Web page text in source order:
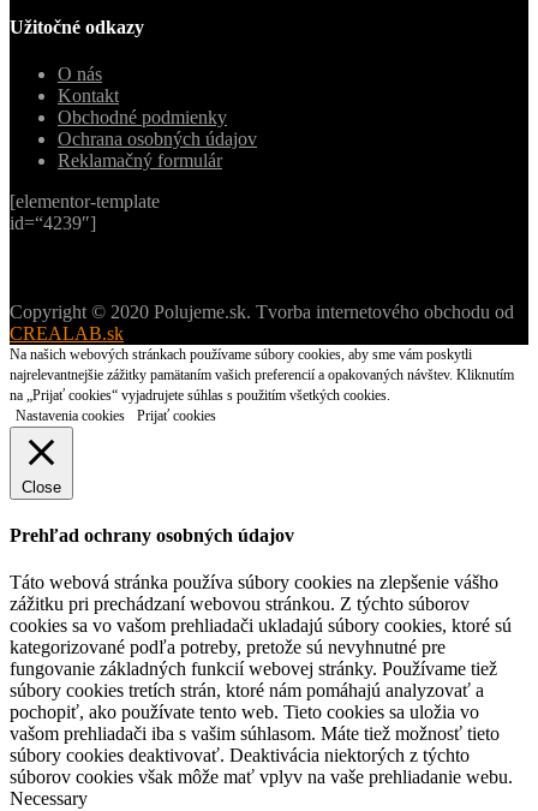
Užitočné odkazy
O nás
Kontakt
Obchodné podmienky
Ochrana osobných údajov
Reklamačný formulár
[elementor-template
id=“4239″]
Copyright © 2020 Polujeme.sk. Tvorba internetového obchodu od
CREALAB.sk
Na našich webových stránkach používame súbory cookies, aby sme vám poskytli
najrelevantnejšie zážitky pamätaním vašich preferencií a opakovaných návštev. Kliknutím
na „Prijať cookies“ vyjadrujete súhlas s použitím všetkých cookies.
Nastavenia cookies
Prijať cookies
Close
Prehľad ochrany osobných údajov
Táto webová stránka používa súbory cookies na zlepšenie vášho
zážitku pri prechádzaní webovou stránkou. Z týchto súborov
cookies sa vo vašom prehliadači ukladajú súbory cookies, ktoré sú
kategorizované podľa potreby, pretože sú nevyhnutné pre
fungovanie základných funkcií webovej stránky. Používame tiež
súbory cookies tretích strán, ktoré nám pomáhajú analyzovať a
pochopiť, ako používate tento web. Tieto cookies sa uložia vo
vašom prehliadači iba s vašim súhlasom. Máte tiež možnosť tieto
súbory cookies deaktivovať. Deaktivácia niektorých z týchto
súborov cookies však môže mať vplyv na vaše prehliadanie webu.
Necessary